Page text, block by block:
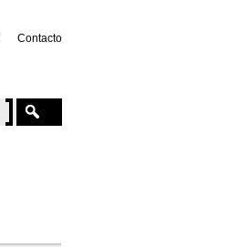
Contacto